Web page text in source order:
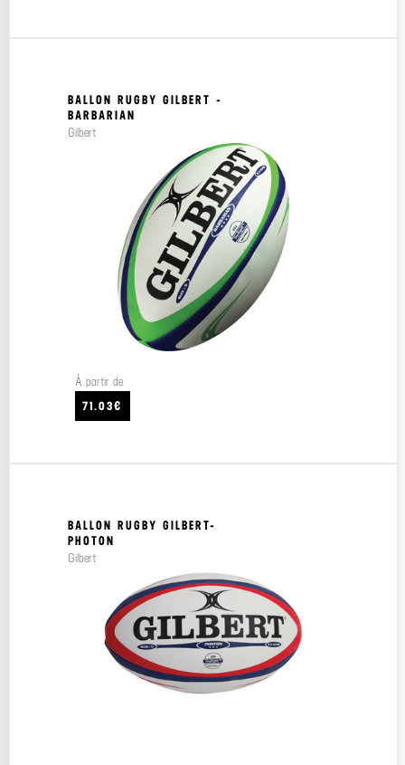
BALLON RUGBY GILBERT -
BARBARIAN
Gilbert
À partir de
71.03€
BALLON RUGBY GILBERT-
PHOTON
Gilbert